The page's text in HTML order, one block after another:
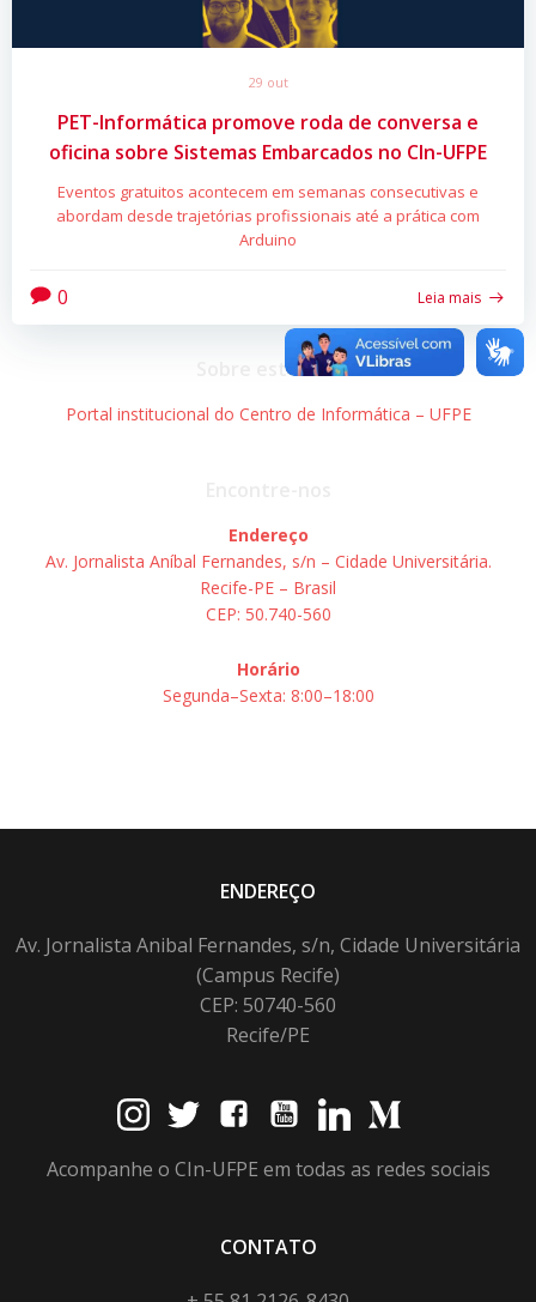
29 out
PET-Informática promove roda de conversa e
oficina sobre Sistemas Embarcados no CIn-UFPE
Eventos gratuitos acontecem em semanas consecutivas e
abordam desde trajetórias profissionais até a prática com
Arduino
0 Leia mais
Sobre este site
Portal institucional do Centro de Informática – UFPE
Endereço
Av. Jornalista Aníbal Fernandes, s/n – Cidade Universitária.
Recife-PE – Brasil
CEP: 50.740-560
Horário
Segunda–Sexta: 8:00–18:00
ENDEREÇO
Av. Jornalista Anibal Fernandes, s/n, Cidade Universitária
(Campus Recife)
CEP: 50740-560
Recife/PE
Acompanhe o CIn-UFPE em todas as redes sociais
CONTATO